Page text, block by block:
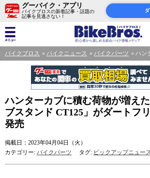
グーバイク・アプリ
バイクブロスの新着記事・話題の
記事を見逃さない！
バイクブロス バイクニュース バイクパーツ ハン
ハンターカブに積む荷物が増え
ブスタンド CT125」がダートフ
発売
掲載日：2023年04月04日（火）
カテゴリー: バイクパーツ タグ: ピックアップニュー